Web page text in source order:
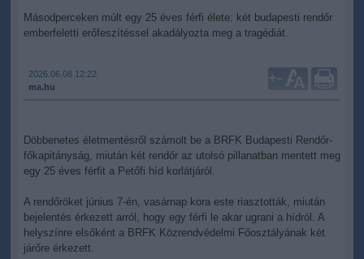
Másodperceken múlt egy 25 éves férfi élete: két budapesti rendőr
emberfeletti erőfeszítéssel akadályozta meg a tragédiát.
2026.06.08 12:22
ma.hu
+-
Döbbenetes életmentésről számolt be a BRFK Budapesti Rendőr-
főkapitányság, miután két rendőr az utolsó pillanatban mentett meg
egy 25 éves férfit a Petőfi híd korlátjáról.
A rendőröket június 7-én, vasárnap kora este riasztották, miután
bejelentés érkezett arról, hogy egy férfi le akar ugrani a hídról. A
helyszínre elsőként a BRFK Közrendvédelmi Főosztályának két
járőre érkezett.